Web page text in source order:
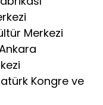
Merkezi
Kongre ve